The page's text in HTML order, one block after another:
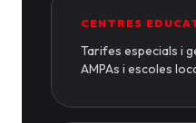
CENTRES
Tarifes especials i
AMPAs i escoles